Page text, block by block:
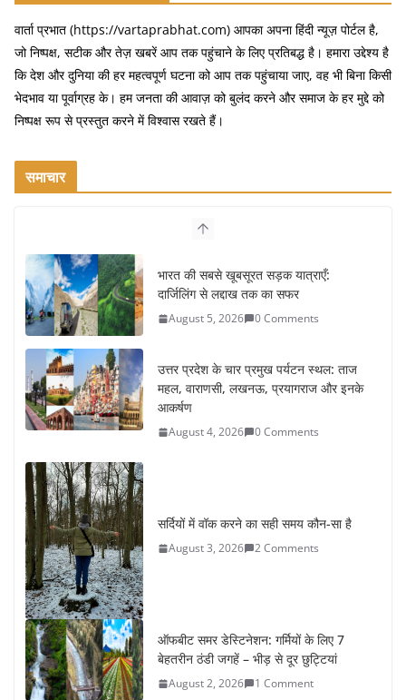
k
वार्ता प्रभात (https://vartaprabhat.com) आपका अपना हिंदी न्यूज़ पोर्टल है,
जो निष्पक्ष, सटीक और तेज़ खबरें आप तक पहुंचाने के लिए प्रतिबद्ध है। हमारा उद्देश्य है
कि देश और दुनिया की हर महत्वपूर्ण घटना को आप तक पहुंचाया जाए, वह भी बिना किसी
भेदभाव या पूर्वाग्रह के। हम जनता की आवाज़ को बुलंद करने और समाज के हर मुद्दे को
निष्पक्ष रूप से प्रस्तुत करने में विश्वास रखते हैं।
समाचार
उत्तर प्रदेश के चार प्रमुख पर्यटन स्थल: ताज
महल, वाराणसी, लखनऊ, प्रयागराज और इनके
आकर्षण
सर्दियों में वॉक करने का सही समय कौन-सा है
ऑफबीट समर डेस्टिनेशन: गर्मियों के लिए 7
कश्मीर यात्रा गाइड: प्राकृतिक सुंदरता और
स्वादिष्ट भोजन का अनूठा संगम
August 1, 2026 1 Comment